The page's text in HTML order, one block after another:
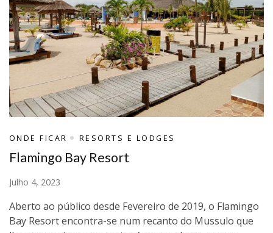
ONDE FICAR RESORTS E LODGES
Flamingo Bay Resort
Julho 4, 2023
Aberto ao público desde Fevereiro de 2019, o Flamingo
Bay Resort encontra-se num recanto do Mussulo que